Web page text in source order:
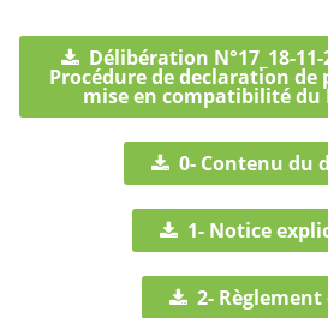
Délibération N°17_18-
Procédure de declaration
mise en compatibilité du
0- Contenu du
1- Notice
2-